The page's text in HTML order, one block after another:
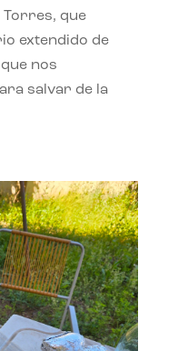
Torres, que
extendido de
nos
salvar de la